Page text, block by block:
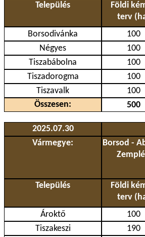
Település
Földi
terv
Borsodivánka
100
Négyes
100
Tiszabábolna
100
Tiszadorogma
100
Tiszavalk
100
Összesen:
500
2025.07.30
Vármegye:
Borsod -
Település
Földi
terv
Ároktő
100
Tiszakeszi
190